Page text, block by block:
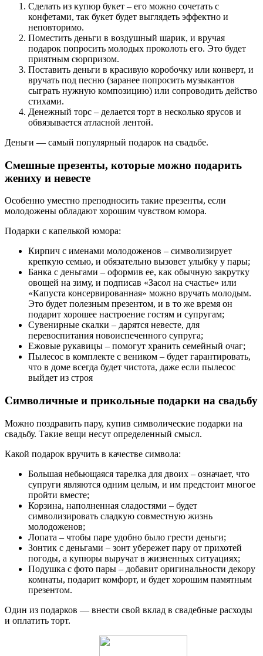
Сделать из купюр букет – его можно сочетать с
конфетами, так букет будет выглядеть эффектно и
неповторимо.
Поместить деньги в воздушный шарик, и вручая
подарок попросить молодых проколоть его. Это будет
приятным сюрпризом.
Поставить деньги в красивую коробочку или конверт, и
вручать под песню (заранее попросить музыкантов
сыграть нужную композицию) или сопроводить действо
стихами.
Денежный торс – делается торт в несколько ярусов и
обвязывается атласной лентой.
Деньги — самый популярный подарок на свадьбе.
Смешные презенты, которые можно подарить
жениху и невесте
Особенно уместно преподносить такие презенты, если
молодожены обладают хорошим чувством юмора.
Подарки с капелькой юмора:
Кирпич с именами молодоженов – символизирует
крепкую семью, и обязательно вызовет улыбку у пары;
Банка с деньгами – оформив ее, как обычную закрутку
овощей на зиму, и подписав «Засол на счастье» или
«Капуста консервированная» можно вручать молодым.
Это будет полезным презентом, и в то же время он
подарит хорошее настроение гостям и супругам;
Сувенирные скалки – дарятся невесте, для
перевоспитания новоиспеченного супруга;
Ежовые рукавицы – помогут хранить семейный очаг;
Пылесос в комплекте с веником – будет гарантировать,
что в доме всегда будет чистота, даже если пылесос
выйдет из строя
Символичные и прикольные подарки на свадьбу
Можно поздравить пару, купив символические подарки на
свадьбу. Такие вещи несут определенный смысл.
Какой подарок вручить в качестве символа:
Большая небьющаяся тарелка для двоих – означает, что
супруги являются одним целым, и им предстоит многое
пройти вместе;
Корзина, наполненная сладостями – будет
символизировать сладкую совместную жизнь
молодоженов;
Лопата – чтобы паре удобно было грести деньги;
Зонтик с деньгами – зонт убережет пару от прихотей
погоды, а купюры выручат в жизненных ситуациях;
Подушка с фото пары – добавит оригинальности декору
комнаты, подарит комфорт, и будет хорошим памятным
презентом.
Один из подарков — внести свой вклад в свадебные расходы
и оплатить торт.